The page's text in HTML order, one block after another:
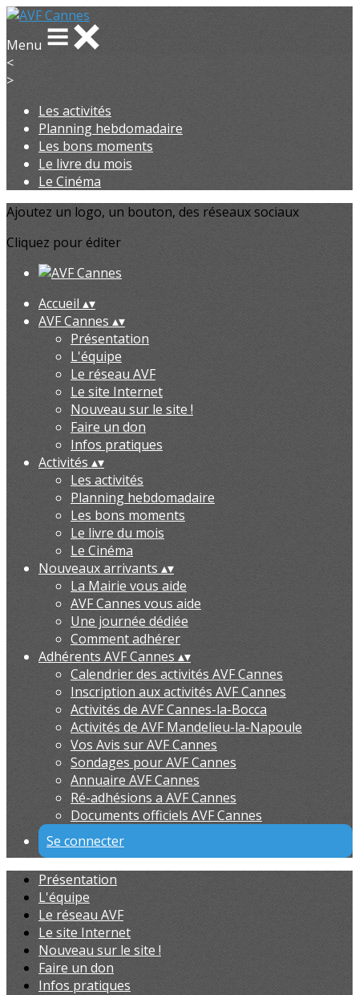
Menu
<
>
Les activités
Planning hebdomadaire
Les bons moments
Le livre du mois
Le Cinéma
Ajoutez un logo, un bouton, des réseaux sociaux
Cliquez pour éditer
Accueil ▴▾
AVF Cannes ▴▾
Présentation
L'équipe
Le réseau AVF
Le site Internet
Nouveau sur le site !
Faire un don
Infos pratiques
Activités ▴▾
Les activités
Planning hebdomadaire
Les bons moments
Le livre du mois
Le Cinéma
Nouveaux arrivants ▴▾
La Mairie vous aide
AVF Cannes vous aide
Une journée dédiée
Comment adhérer
Adhérents AVF Cannes ▴▾
Calendrier des activités AVF Cannes
Inscription aux activités AVF Cannes
Activités de AVF Cannes-la-Bocca
Activités de AVF Mandelieu-la-Napoule
Vos Avis sur AVF Cannes
Sondages pour AVF Cannes
Annuaire AVF Cannes
Ré-adhésions a AVF Cannes
Documents officiels AVF Cannes
Se connecter
Présentation
L'équipe
Le réseau AVF
Le site Internet
Nouveau sur le site !
Faire un don
Infos pratiques